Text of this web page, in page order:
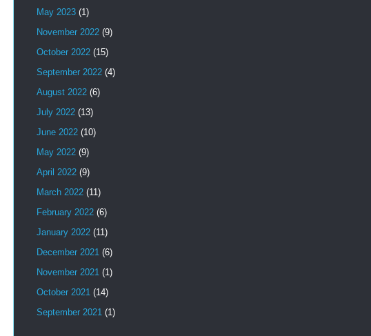
May 2023 (1)
November 2022 (9)
October 2022 (15)
September 2022 (4)
August 2022 (6)
July 2022 (13)
June 2022 (10)
May 2022 (9)
April 2022 (9)
March 2022 (11)
February 2022 (6)
January 2022 (11)
December 2021 (6)
November 2021 (1)
October 2021 (14)
September 2021 (1)